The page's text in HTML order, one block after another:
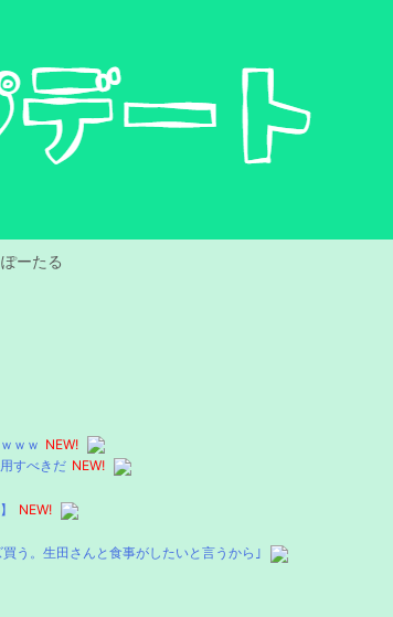
ーたる
ｗｗ NEW!
すべきだ NEW!
NEW!
う。生田さんと食事がしたいと言うから｣